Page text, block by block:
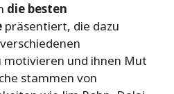
die besten
präsentiert, die dazu
motivieren und ihnen Mut
stammen von